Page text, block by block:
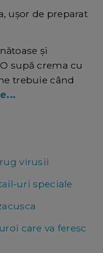
ușor de preparat
și
supă crema cu
trebuie când
virusii
uri speciale
care va feresc